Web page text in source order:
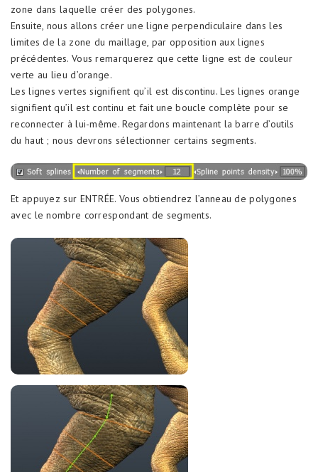
zone dans laquelle créer des polygones.
Ensuite, nous allons créer une ligne perpendiculaire dans les
limites de la zone du maillage, par opposition aux lignes
précédentes. Vous remarquerez que cette ligne est de couleur
verte au lieu d’orange.
Les lignes vertes signifient qu’il est discontinu. Les lignes orange
signifient qu’il est continu et fait une boucle complète pour se
reconnecter à lui-même. Regardons maintenant la barre d’outils
du haut ; nous devrons sélectionner certains segments.
Et appuyez sur ENTRÉE. Vous obtiendrez l’anneau de polygones
avec le nombre correspondant de segments.